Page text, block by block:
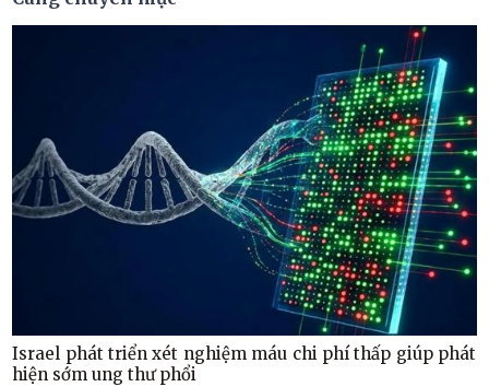
Israel phát triển xét nghiệm máu chi phí thấp giúp phát
hiện sớm ung thư phổi